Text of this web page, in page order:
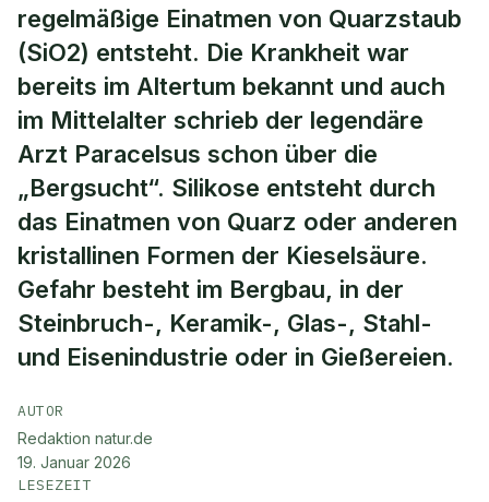
regelmäßige Einatmen von Quarzstaub
(SiO2) entsteht. Die Krankheit war
bereits im Altertum bekannt und auch
im Mittelalter schrieb der legendäre
Arzt Paracelsus schon über die
„Bergsucht“. Silikose entsteht durch
das Einatmen von Quarz oder anderen
kristallinen Formen der Kieselsäure.
Gefahr besteht im Bergbau, in der
Steinbruch-, Keramik-, Glas-, Stahl-
und Eisenindustrie oder in Gießereien.
AUTOR
Redaktion natur.de
19. Januar 2026
LESEZEIT